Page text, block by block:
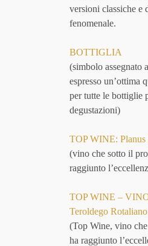
versioni classiche e
fenomenale.
BOTTIGLIA
(simbolo assegnato
espresso un’ottima
per tutte le bottiglie
degustazioni)
TOP WINE: Planus
(vino che sotto il
raggiunto
TOP WINE –
Teroldego
(Top Wine, vino
ha raggiunto